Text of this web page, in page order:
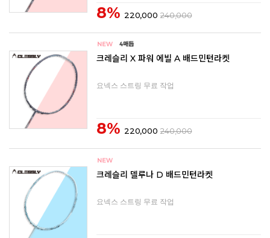
8% 220,000 240,000
크레슬리 X 파워 에빌 A 배드민턴라켓
요넥스 스트링 무료 작업
8% 220,000 240,000
크레슬리 델루나 D 배드민턴라켓
요넥스 스트링 무료 작업